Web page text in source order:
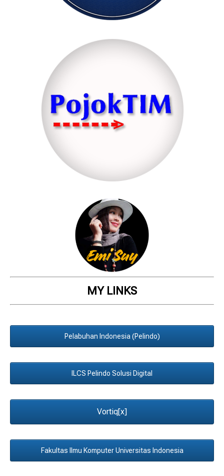
MY LINKS
Pelabuhan Indonesia (Pelindo)
ILCS Pelindo Solusi Digital
Vortiq[x]
Fakultas Ilmu Komputer Universitas Indonesia